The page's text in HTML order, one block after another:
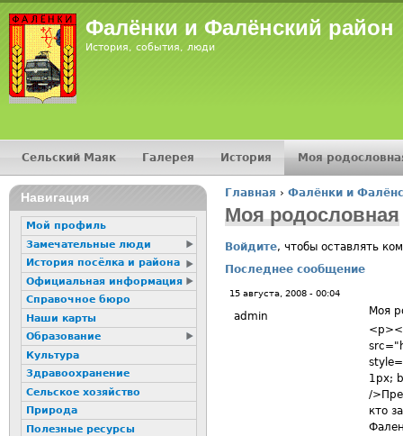
Фалёнки и Фалёнский район
История, события, люди
Вы здесь
Главная › Фалёнки и
Моя родословная
Войдите, чтобы оставлять
Последнее сообщение
15 августа, 2008 - 00:04
admin
Моя
1px;
/
кто
Главное меню
Сельский Маяк Галерея История Моя
16+
Навигация
Мой профиль
Замечательные люди
История посёлка и района
Официальная информация
Справочное бюро
Наши карты
Образование
Культура
Здравоохранение
Сельское хозяйство
Природа
Полезные ресурсы